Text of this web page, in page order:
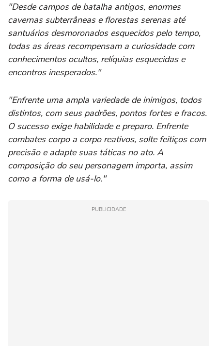
"Desde campos de batalha antigos, enormes
cavernas subterrâneas e florestas serenas até
santuários desmoronados esquecidos pelo tempo,
todas as áreas recompensam a curiosidade com
conhecimentos ocultos, relíquias esquecidas e
encontros inesperados."
"Enfrente uma ampla variedade de inimigos, todos
distintos, com seus padrões, pontos fortes e fracos.
O sucesso exige habilidade e preparo. Enfrente
combates corpo a corpo reativos, solte feitiços com
precisão e adapte suas táticas no ato. A
composição do seu personagem importa, assim
como a forma de usá-lo."
PUBLICIDADE